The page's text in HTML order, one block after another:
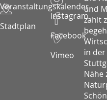
Veranstaltungskalender
Stadtplan
Instagram
Facebook
Vimeo
und
zählt
in der
Nähe